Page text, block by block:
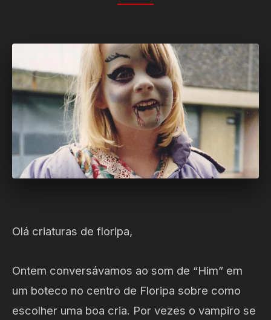
Olá criaturas de floripa,
Ontem conversávamos ao som de “Him” em
um boteco no centro de Floripa sobre como
escolher uma boa cria. Por vezes o vampiro se